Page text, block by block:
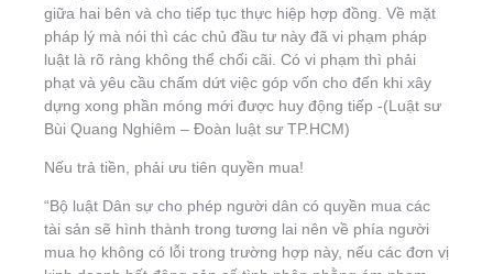
giữa hai bên và cho tiếp tục thực hiệp hợp đồng. Về mặt
pháp lý mà nói thì các chủ đầu tư này đã vi phạm pháp
luật là rõ ràng không thể chối cãi. Có vi phạm thì phải
phạt và yêu cầu chấm dứt việc góp vốn cho đến khi xây
dựng xong phần móng mới được huy động tiếp -(Luật sư
Bùi Quang Nghiêm – Đoàn luật sư TP.HCM)
Nếu trả tiền, phải ưu tiên quyền mua!
“Bộ luật Dân sự cho phép người dân có quyền mua các
tài sản sẽ hình thành trong tương lai nên về phía người
mua họ không có lỗi trong trường hợp này, nếu các đơn vị